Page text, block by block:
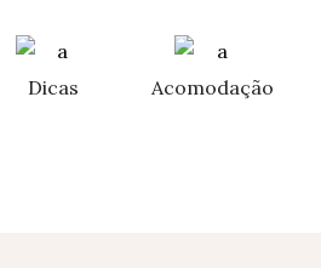
Dicas Acomodação